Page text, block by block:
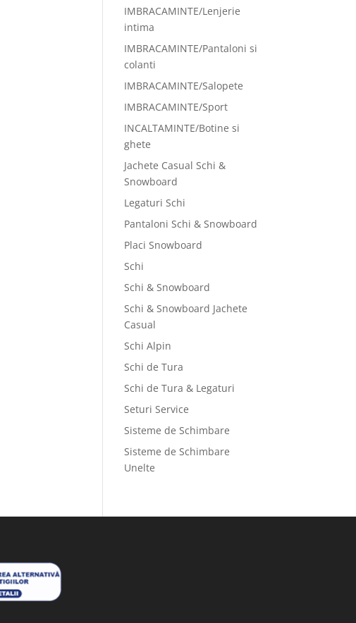
IMBRACAMINTE/Lenjerie
intima
IMBRACAMINTE/Pantaloni si
colanti
IMBRACAMINTE/Salopete
IMBRACAMINTE/Sport
INCALTAMINTE/Botine si
ghete
Jachete Casual Schi &
Snowboard
Legaturi Schi
Pantaloni Schi & Snowboard
Placi Snowboard
Schi
Schi & Snowboard
Schi & Snowboard Jachete
Casual
Schi Alpin
Schi de Tura
Schi de Tura & Legaturi
Seturi Service
Sisteme de Schimbare
Sisteme de Schimbare
Unelte